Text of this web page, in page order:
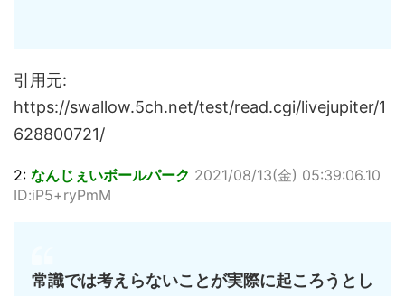
引用元:
https://swallow.5ch.net/test/read.cgi/livejupiter/1
628800721/
2: なんじぇいボールパーク 2021/08/13(金) 05:39:06.10
ID:iP5+ryPmM
常識では考えらないことが実際に起ころうとし